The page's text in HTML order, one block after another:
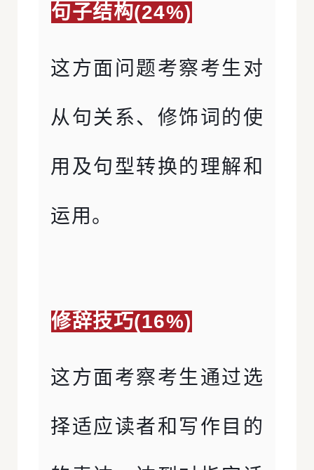
句子结构(24%)
这方面问题考察考生对
从句关系、修饰词的使
用及句型转换的理解和
运用。
修辞技巧(16%)
这方面考察考生通过选
择适应读者和写作目的